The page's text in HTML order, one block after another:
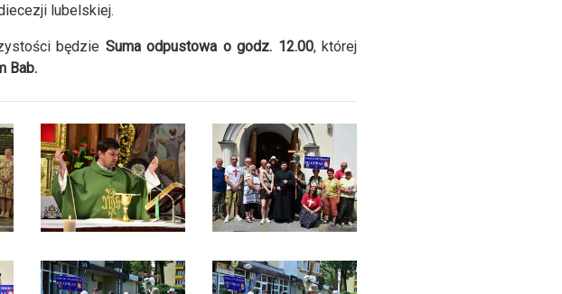
lubelskiej.
będzie Suma odpustowa o godz. 12.00, której
Bab.